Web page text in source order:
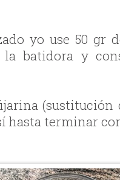
yo use 50 gr
batidora y
hasta terminar